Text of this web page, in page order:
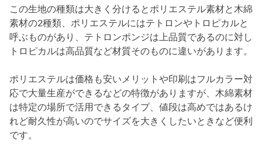
この生地の種類は大きく分けるとポリエステル素材と木綿
素材の2種類、ポリエステルにはテトロンやトロピカルと
呼ぶものがあり、テトロンポンジは上品質であるのに対し
トロピカルは高品質など材質そのものに違いがあります。
ポリエステルは価格も安いメリットや印刷はフルカラー対
応で大量生産ができるなどの特徴がありますが、木綿素材
は特定の場所で活用できるタイプ、値段は高めではあるけ
れど耐久性が高いのでサイズを大きくしたいときなど便利
です。